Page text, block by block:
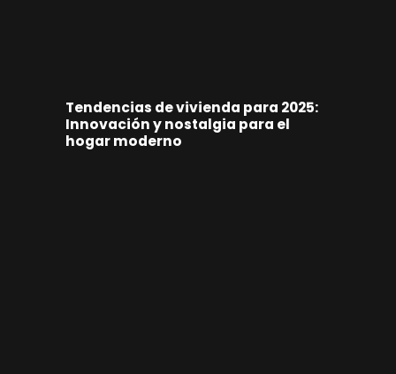
Tendencias de vivienda para 2025:
Innovación y nostalgia para el
hogar moderno